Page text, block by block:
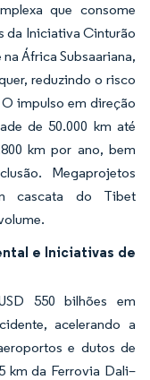
que consome
da Iniciativa Cinturão
África Subsaariana,
reduzindo o risco
impulso em direção
de 50.000 km até
km por ano, bem
Megaprojetos
cascata do Tibet
e Iniciativas de
550 bilhões em
acelerando a
e dutos de
km da Ferrovia Dali–